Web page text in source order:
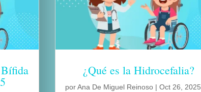
¿Qué es la Hidrocefalia?
porAna De Miguel Reinoso |Oct 26, 2025